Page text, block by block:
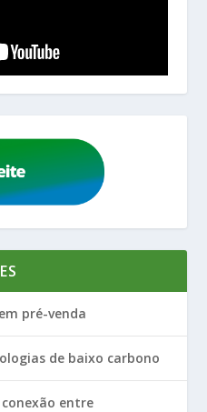
pré-venda
de baixo carbono
conexão entre